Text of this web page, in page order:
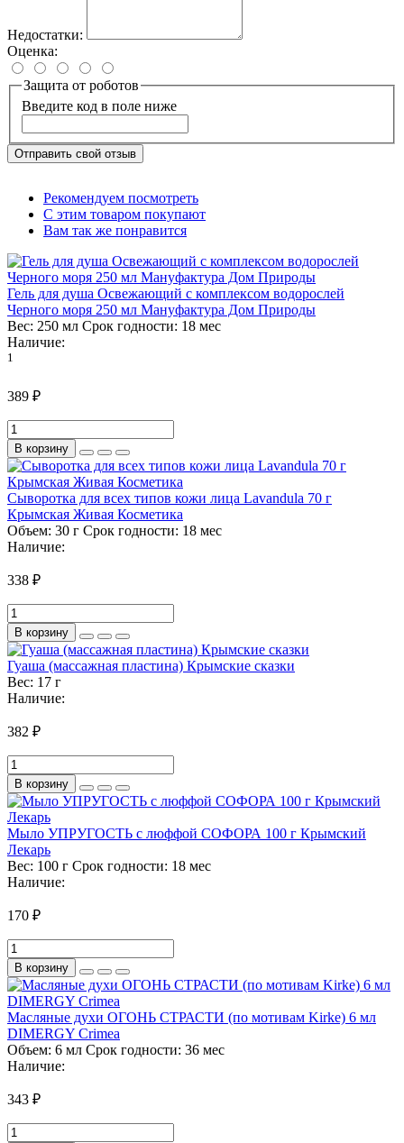
Недостатки:
Оценка:
Защита от роботов
Введите код в поле ниже
Отправить свой отзыв
Рекомендуем посмотреть
С этим товаром покупают
Вам так же понравится
Гель для душа Освежающий с комплексом водорослей
Черного моря 250 мл Мануфактура Дом Природы
Вес: 250 мл Срок годности: 18 мес
Наличие:
1
389 ₽
В корзину
Сыворотка для всех типов кожи лица Lavandula 70 г
Крымская Живая Косметика
Объем: 30 г Срок годности: 18 мес
Наличие:
338 ₽
В корзину
Гуаша (массажная пластина) Крымские сказки
Вес: 17 г
Наличие:
382 ₽
В корзину
Мыло УПРУГОСТЬ с люффой СОФОРА 100 г Крымский
Лекарь
Вес: 100 г Срок годности: 18 мес
Наличие:
170 ₽
В корзину
Масляные духи ОГОНЬ СТРАСТИ (по мотивам Kirke) 6 мл
DIMERGY Crimea
Объем: 6 мл Срок годности: 36 мес
Наличие:
343 ₽